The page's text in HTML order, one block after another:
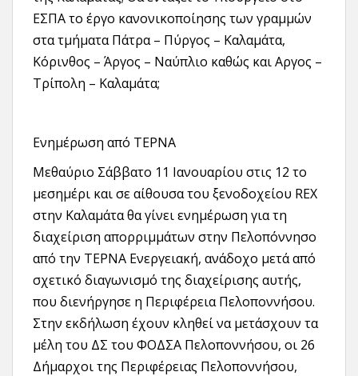
ΕΣΠΑ το έργο κανονικοποίησης των γραμμών
στα τμήματα Πάτρα – Πύργος – Καλαμάτα,
Κόρινθος – Άργος – Ναύπλιο καθώς και Αργος –
Τρίπολη – Καλαμάτα;
Ενημέρωση από ΤΕΡΝΑ
Μεθαύριο Σάββατο 11 Ιανουαρίου στις 12 το
μεσημέρι και σε αίθουσα του ξενοδοχείου REX
στην Καλαμάτα θα γίνει ενημέρωση για τη
διαχείριση απορριμμάτων στην Πελοπόννησο
από την ΤΕΡΝΑ Ενεργειακή, ανάδοχο μετά από
σχετικό διαγωνισμό της διαχείρισης αυτής,
που διενήργησε η Περιφέρεια Πελοποννήσου.
Στην εκδήλωση έχουν κληθεί να μετάσχουν τα
μέλη του ΔΣ του ΦΟΔΣΑ Πελοποννήσου, οι 26
Δήμαρχοι της Περιφέρειας Πελοποννήσου,